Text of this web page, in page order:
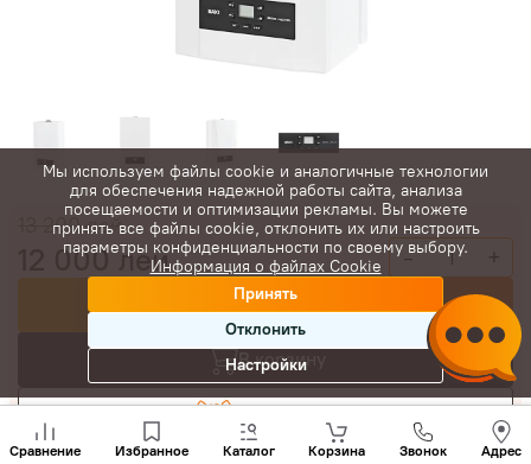
13 200лей
12 000лей - +
Купить сейчас
В корзину
Сравнение Избранное Каталог Корзина Звонок Адрес
нам
+(373)
Мы используем файлы cookie и аналогичные технологии
для обеспечения надежной работы сайта, анализа
посещаемости и оптимизации рекламы. Вы можете
принять все файлы cookie, отклонить их или настроить
параметры конфиденциальности по своему выбору.
Информация о файлах Cookie
Принять
Отклонить
Настройки